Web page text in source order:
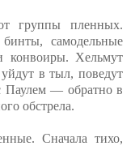
группы пленных.
самодельные
конвоиры. Хельмут
в тыл, поведут
Паулем — обратно в
обстрела.
Сначала тихо,